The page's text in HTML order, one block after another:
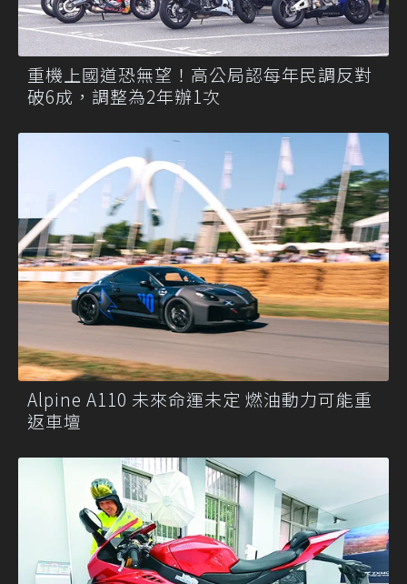
重機上國道恐無望！高公局認每年民調反對
破6成，調整為2年辦1次
Alpine A110 未來命運未定 燃油動力可能重
返車壇